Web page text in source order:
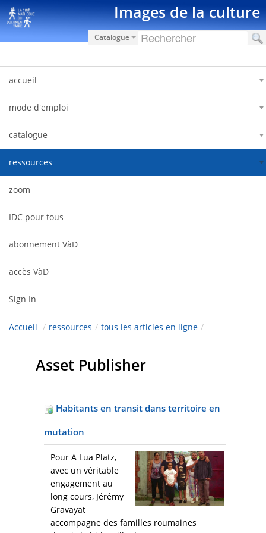
Skip to Content Images de la culture
Catalogue
accueil
mode d'emploi
catalogue
ressources
zoom
IDC pour tous
abonnement VàD
accès VàD
Sign In
Accueil / ressources / tous les articles en ligne /
Asset Publisher
Habitants en transit dans territoire en
mutation
Pour A Lua Platz,
avec un véritable
engagement au
long cours, Jérémy
Gravayat
accompagne des familles roumaines